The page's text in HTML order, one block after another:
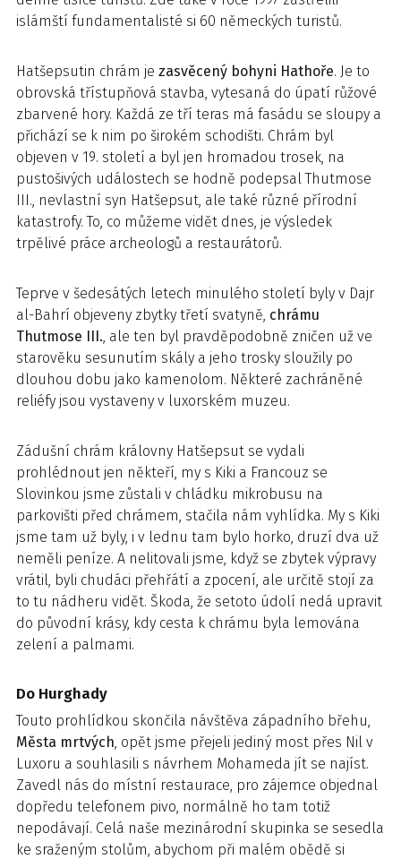
islámští fundamentalisté si 60 německých turistů.
Hatšepsutin chrám je zasvěcený bohyni Hathoře. Je to
obrovská třístupňová stavba, vytesaná do úpatí růžové
zbarvené hory. Každá ze tří teras má fasádu se sloupy a
přichází se k nim po širokém schodišti. Chrám byl
objeven v 19. století a byl jen hromadou trosek, na
pustošivých událostech se hodně podepsal Thutmose
III., nevlastní syn Hatšepsut, ale také různé přírodní
katastrofy. To, co můžeme vidět dnes, je výsledek
trpělivé práce archeologů a restaurátorů.
Teprve v šedesátých letech minulého století byly v Dajr
al-Bahrí objeveny zbytky třetí svatyně, chrámu
Thutmose III., ale ten byl pravděpodobně zničen už ve
starověku sesunutím skály a jeho trosky sloužily po
dlouhou dobu jako kamenolom. Některé zachráněné
reliéfy jsou vystaveny v luxorském muzeu.
Zádušní chrám královny Hatšepsut se vydali
prohlédnout jen někteří, my s Kiki a Francouz se
Slovinkou jsme zůstali v chládku mikrobusu na
parkovišti před chrámem, stačila nám vyhlídka. My s Kiki
jsme tam už byly, i v lednu tam bylo horko, druzí dva už
neměli peníze. A nelitovali jsme, když se zbytek výpravy
vrátil, byli chudáci přehřátí a zpocení, ale určitě stojí za
to tu nádheru vidět. Škoda, že setoto údolí nedá upravit
do původní krásy, kdy cesta k chrámu byla lemována
zelení a palmami.
Do Hurghady
Touto prohlídkou skončila návštěva západního břehu,
Města mrtvých, opět jsme přejeli jediný most přes Nil v
Luxoru a souhlasili s návrhem Mohameda jít se najíst.
Zavedl nás do místní restaurace, pro zájemce objednal
dopředu telefonem pivo, normálně ho tam totiž
nepodávají. Celá naše mezinárodní skupinka se sesedla
ke sraženým stolům, abychom při malém obědě si